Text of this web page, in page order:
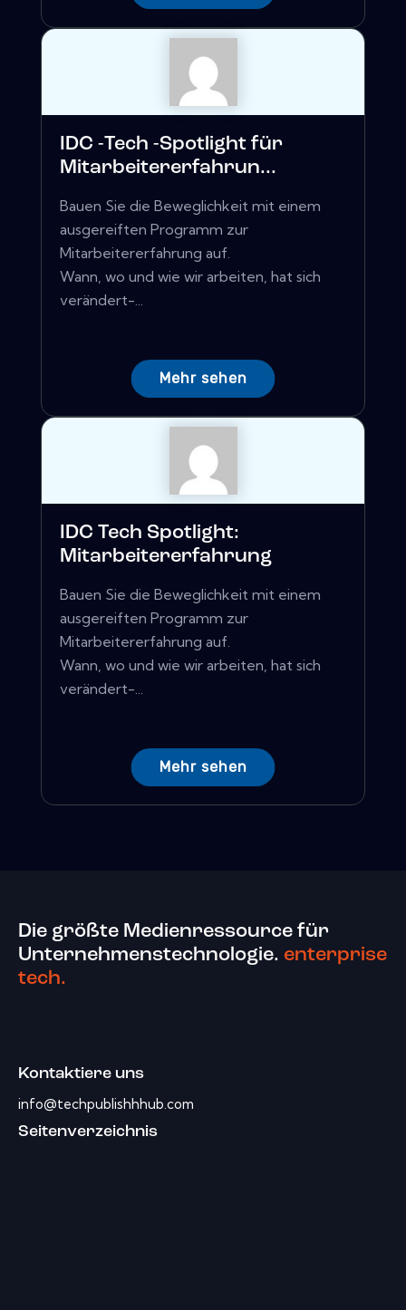
IDC -Tech -Spotlight für
Mitarbeitererfahrun...
Bauen Sie die Beweglichkeit mit einem
ausgereiften Programm zur
Mitarbeitererfahrung auf.
Wann, wo und wie wir arbeiten, hat sich
verändert-...
Mehr sehen
IDC Tech Spotlight:
Mitarbeitererfahrung
Bauen Sie die Beweglichkeit mit einem
ausgereiften Programm zur
Mitarbeitererfahrung auf.
Wann, wo und wie wir arbeiten, hat sich
verändert-...
Mehr sehen
Die größte Medienressource für
Unternehmenstechnologie. enterprise
tech.
Kontaktiere uns
info@techpublishhhub.com
Seitenverzeichnis